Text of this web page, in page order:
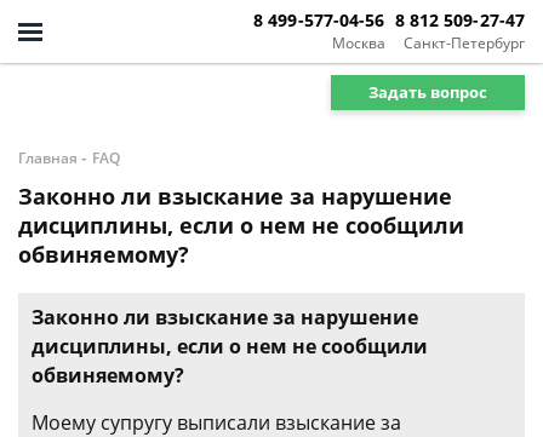
Москва
8 499-577-04-56
Санкт-Петербург
8 812 509-27-47
Задать вопрос
Главная - FAQ
Законно ли взыскание за нарушение
дисциплины, если о нем не сообщили
обвиняемому?
Законно ли взыскание за нарушение
дисциплины, если о нем не сообщили
обвиняемому?
Моему супругу выписали взыскание за